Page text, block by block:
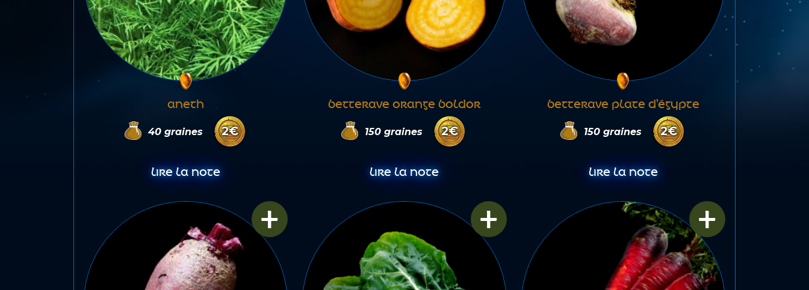
ANETH
40graines 2€
LIRE LA NOTE
BETTERAVE ORANGE BOLDOR
150 graines 2€
LIRE LA NOTE
BETTERAVE PLATE D’ÉGYPTE
150graines 2€
LIRE LA NOTE
+ + +